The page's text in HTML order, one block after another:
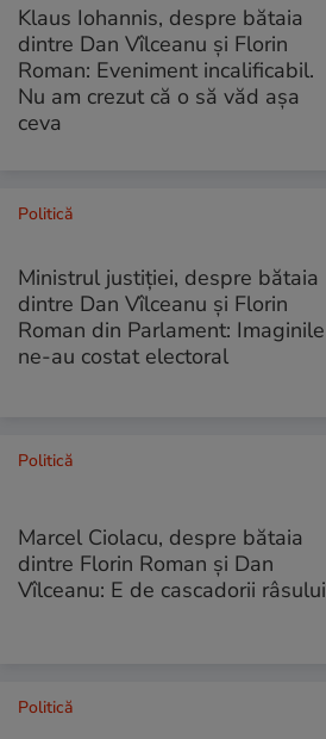
Klaus Iohannis, despre bătaia
dintre Dan Vîlceanu și Florin
Roman: Eveniment incalificabil.
Nu am crezut că o să văd așa
ceva
Politică
Ministrul justiției, despre bătaia
dintre Dan Vîlceanu și Florin
Roman din Parlament: Imaginile
ne-au costat electoral
Politică
Marcel Ciolacu, despre bătaia
dintre Florin Roman şi Dan
Vîlceanu: E de cascadorii râsului
Politică